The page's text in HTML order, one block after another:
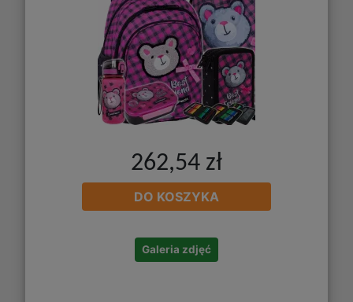
262,54 zł
DO KOSZYKA
Galeria zdjęć